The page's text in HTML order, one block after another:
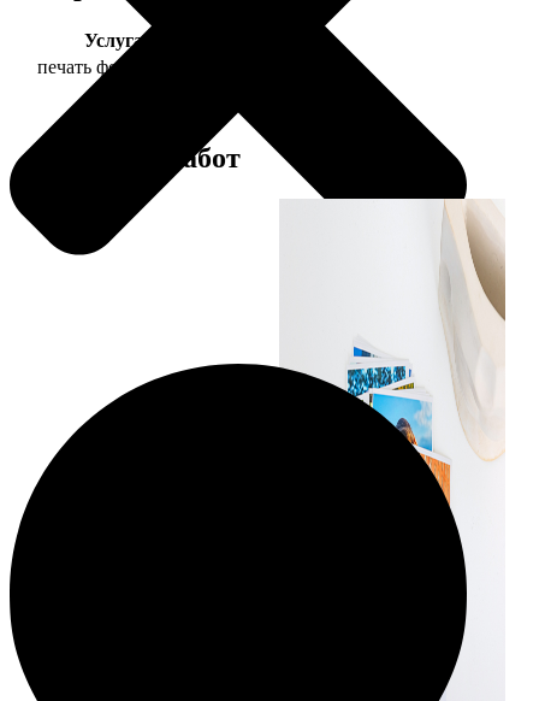
Услуга
печать фото 15х15
Примеры работ